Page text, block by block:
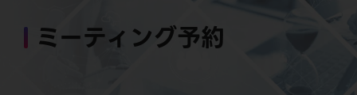
ミーティング予約